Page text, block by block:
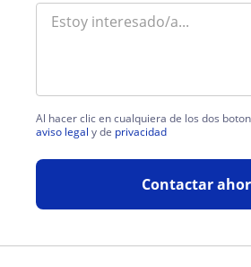
Al hacer clic en cualquiera de los dos
aviso legal y de privacidad
Contactar